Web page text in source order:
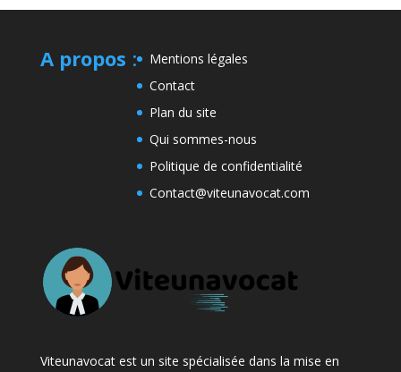
A propos :
Mentions légales
Contact
Plan du site
Qui sommes-nous
Politique de confidentialité
Contact@viteunavocat.com
Viteunavocat est un site spécialisée dans la mise en